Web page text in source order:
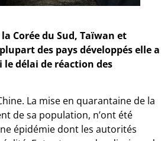
Corée du Sud, Taïwan et
des pays développés elle a
délai de réaction des
La mise en quarantaine de la
de sa population, n’ont été
épidémie dont les autorités